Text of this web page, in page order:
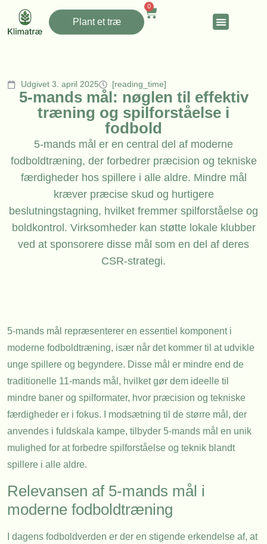
Plant et træ
0
Udgivet 3. april 2025 [reading_time]
5-mands mål: nøglen til effektiv
træning og spilforståelse i
fodbold
5-mands mål er en central del af moderne
fodboldtræning, der forbedrer præcision og tekniske
færdigheder hos spillere i alle aldre. Mindre mål
kræver præcise skud og hurtigere
beslutningstagning, hvilket fremmer spilforståelse og
boldkontrol. Virksomheder kan støtte lokale klubber
ved at sponsorere disse mål som en del af deres
CSR-strategi.
5-mands mål repræsenterer en essentiel komponent i
moderne fodboldtræning, især når det kommer til at udvikle
unge spillere og begyndere. Disse mål er mindre end de
traditionelle 11-mands mål, hvilket gør dem ideelle til
mindre baner og spilformater, hvor præcision og tekniske
færdigheder er i fokus. I modsætning til de større mål, der
anvendes i fuldskala kampe, tilbyder 5-mands mål en unik
mulighed for at forbedre spilforståelse og teknik blandt
spillere i alle aldre.
Relevansen af 5-mands mål i
moderne fodboldtræning
I dagens fodboldverden er der en stigende erkendelse af, at